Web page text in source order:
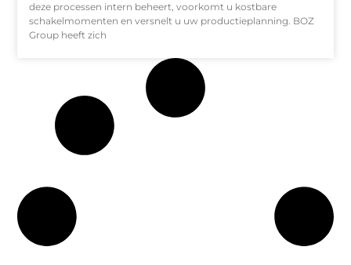
deze processen intern beheert, voorkomt u kostbare
schakelmomenten en versnelt u uw productieplanning. BOZ
Group heeft zich